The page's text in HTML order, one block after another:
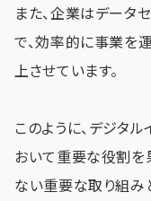
また、企業はデータ
で、効率的に事業を
上させています。
このように、デジタ
おいて重要な役割を
ない重要な取り組み